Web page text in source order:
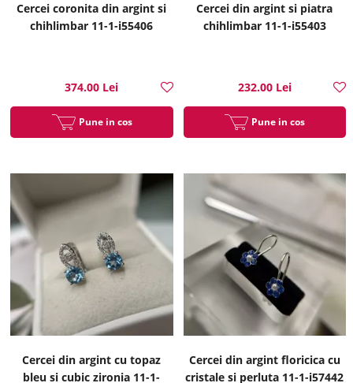
Cercei coronita din argint si
chihlimbar 11-1-i55406
374.00 Lei
Pune in cos
Cercei din argint si piatra
chihlimbar 11-1-i55403
232.00 Lei
Pune in cos
Cercei din argint cu topaz
bleu si cubic zironia 11-1-
Cercei din argint floricica cu
cristale si perluta 11-1-i57442